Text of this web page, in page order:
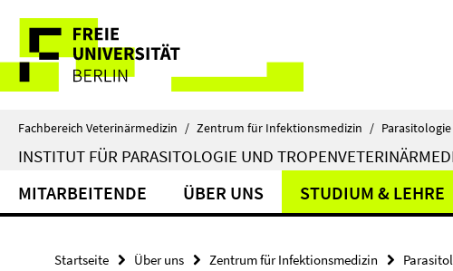
direkt
Inhalt
Service-
Navigation
Fachbereich Veterinärmedizin / Zentrum für Infektionsmedizin /
INSTITUT FÜR PARASITOLOGIE UND
MITARBEITENDE ÜBER UNS STUDIUM & LEHRE
Startseite Über uns Zentrum für Infektionsmedizin